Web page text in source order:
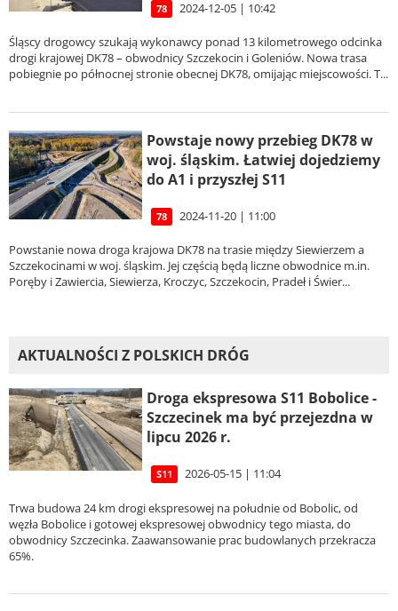
78 2024-12-05 | 10:42
Śląscy drogowcy szukają wykonawcy ponad 13 kilometrowego odcinka
drogi krajowej DK78 – obwodnicy Szczekocin i Goleniów. Nowa trasa
pobiegnie po północnej stronie obecnej DK78, omijając miejscowości. T...
Powstaje nowy przebieg DK78 w
woj. śląskim. Łatwiej dojedziemy
do A1 i przyszłej S11
78 2024-11-20 | 11:00
Powstanie nowa droga krajowa DK78 na trasie między Siewierzem a
Szczekocinami w woj. śląskim. Jej częścią będą liczne obwodnice m.in.
Poręby i Zawiercia, Siewierza, Kroczyc, Szczekocin, Pradeł i Świer...
AKTUALNOŚCI Z POLSKICH DRÓG
Droga ekspresowa S11 Bobolice -
Szczecinek ma być przejezdna w
lipcu 2026 r.
S11 2026-05-15 | 11:04
Trwa budowa 24 km drogi ekspresowej na południe od Bobolic, od
węzła Bobolice i gotowej ekspresowej obwodnicy tego miasta, do
obwodnicy Szczecinka. Zaawansowanie prac budowlanych przekracza
65%.